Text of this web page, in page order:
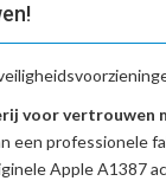
voor vertrouwen
een professionele
Apple A1387